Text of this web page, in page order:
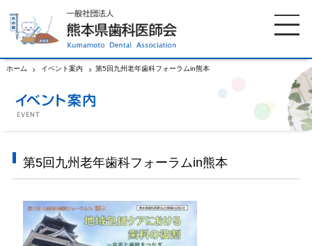
ホーム イベント案内 第5回九州老年歯科フォーラムin熊本
第5回九州老年歯科フォーラムin熊本
ホーム 歯科医師会について
歯科医院検索 休日当番医
イベント案内 歯の豆知識
お知らせ 口腔保健センター